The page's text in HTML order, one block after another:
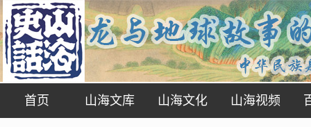
首页 山海文库 山海文化 山海视频